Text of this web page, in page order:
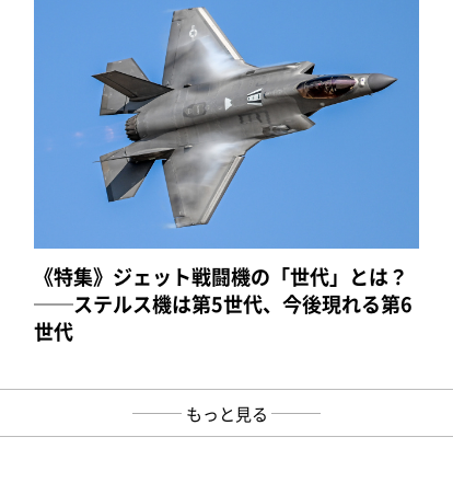
《特集》ジェット戦闘機の「世代」とは？
──ステルス機は第5世代、今後現れる第6
世代
もっと見る